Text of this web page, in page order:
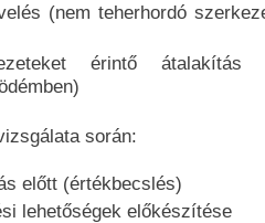
(nem teherhordó
érintő átalakítás
során:
előtt (értékbecslés)
lehetőségek előkészítése